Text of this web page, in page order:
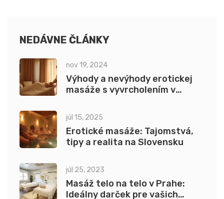
NEDÁVNE ČLÁNKY
nov 19, 2024
Výhody a nevýhody erotickej
masáže s vyvrcholením v
júl 15, 2025
Erotické masáže: Tajomstvá,
tipy a realita na Slovensku
júl 25, 2023
Masáž telo na telo v Prahe:
Ideálny darček pre vašich